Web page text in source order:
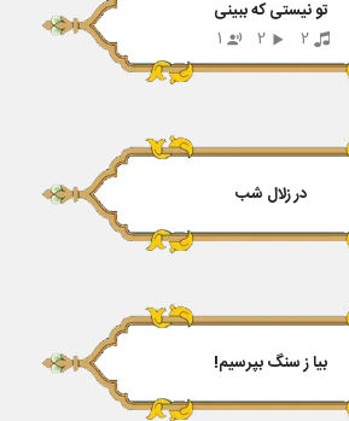
تو نیستی که ببینی
2
2
1
در زلال شب
بیا ز سنگ بپرسیم!